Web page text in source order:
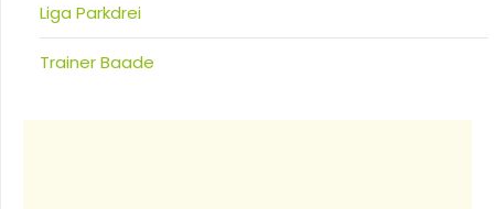
Liga Parkdrei
Trainer Baade